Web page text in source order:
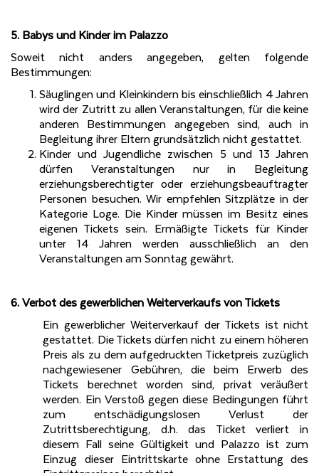
5. Babys und Kinder im Palazzo
Soweit nicht anders angegeben, gelten folgende
Bestimmungen:
Säuglingen und Kleinkindern bis einschließlich 4 Jahren
wird der Zutritt zu allen Veranstaltungen, für die keine
anderen Bestimmungen angegeben sind, auch in
Begleitung ihrer Eltern grundsätzlich nicht gestattet.
Kinder und Jugendliche zwischen 5 und 13 Jahren
dürfen Veranstaltungen nur in Begleitung
erziehungsberechtigter oder erziehungsbeauftragter
Personen besuchen. Wir empfehlen Sitzplätze in der
Kategorie Loge. Die Kinder müssen im Besitz eines
eigenen Tickets sein. Ermäßigte Tickets für Kinder
unter 14 Jahren werden ausschließlich an den
Veranstaltungen am Sonntag gewährt.
6. Verbot des gewerblichen Weiterverkaufs von Tickets
Ein gewerblicher Weiterverkauf der Tickets ist nicht
gestattet. Die Tickets dürfen nicht zu einem höheren
Preis als zu dem aufgedruckten Ticketpreis zuzüglich
nachgewiesener Gebühren, die beim Erwerb des
Tickets berechnet worden sind, privat veräußert
werden. Ein Verstoß gegen diese Bedingungen führt
zum entschädigungslosen Verlust der
Zutrittsberechtigung, d.h. das Ticket verliert in
diesem Fall seine Gültigkeit und Palazzo ist zum
Einzug dieser Eintrittskarte ohne Erstattung des